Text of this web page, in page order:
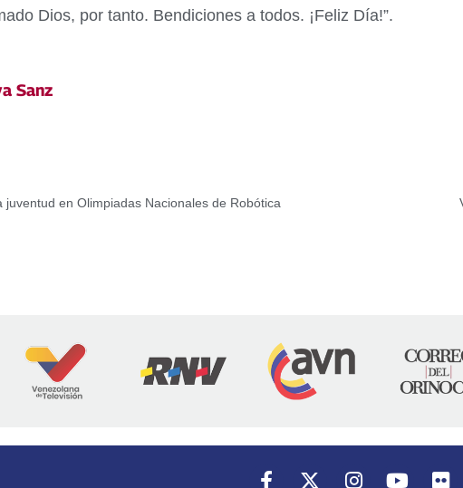
Dios, por tanto. Bendiciones a todos. ¡Feliz Día!”.
Sanz
juventud en Olimpiadas Nacionales de Robótica